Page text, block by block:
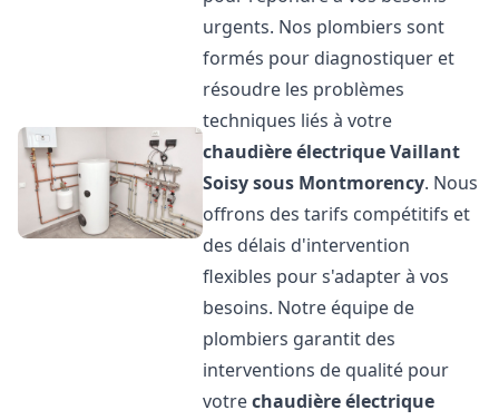
urgents. Nos plombiers sont
formés pour diagnostiquer et
résoudre les problèmes
techniques liés à votre
chaudière électrique Vaillant
Soisy sous Montmorency. Nous
offrons des tarifs compétitifs et
des délais d'intervention
flexibles pour s'adapter à vos
besoins. Notre équipe de
plombiers garantit des
interventions de qualité pour
votrechaudière électrique